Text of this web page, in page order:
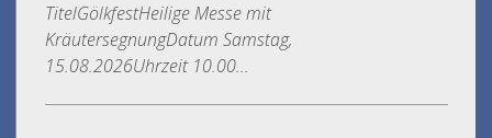
TitelGölkfestHeilige Messe mit
KräutersegnungDatum Samstag,
15.08.2026Uhrzeit 10.00...